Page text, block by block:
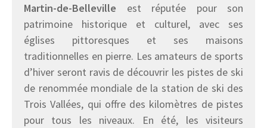
Martin-de-Belleville est réputée pour son
patrimoine historique et culturel, avec ses
églises pittoresques et ses maisons
traditionnelles en pierre. Les amateurs de sports
d’hiver seront ravis de découvrir les pistes de ski
de renommée mondiale de la station de ski des
Trois Vallées, qui offre des kilomètres de pistes
pour tous les niveaux. En été, les visiteurs